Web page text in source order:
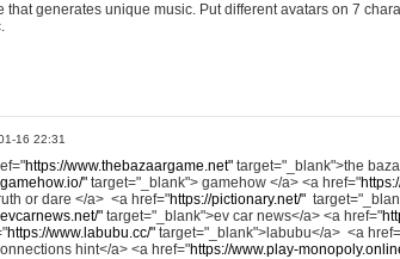
that generates unique music. Put different avatars on 7
16 22:31
https://www.thebazaargame.net" target="_blank">the
" target="_blank"> gamehow </a> <a href="
or dare </a> <a href="https://pictionary.net/"
" target="_blank">ev car news</a> <a href="
https://www.labubu.cc/" target="_blank">labubu</a> <a
hint</a> <a href="https://www.play-